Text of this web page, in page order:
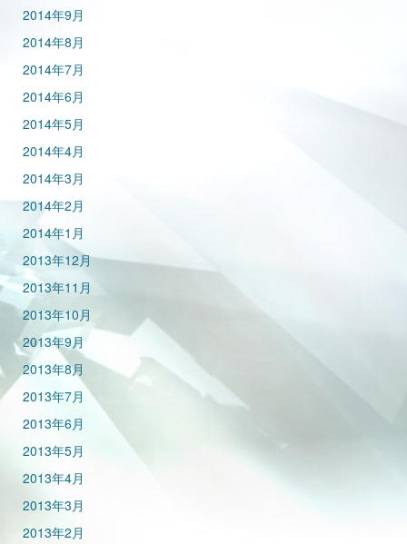
2014年9月
2014年8月
2014年7月
2014年6月
2014年5月
2014年4月
2014年3月
2014年2月
2014年1月
2013年12月
2013年11月
2013年10月
2013年9月
2013年8月
2013年7月
2013年6月
2013年5月
2013年4月
2013年3月
2013年2月